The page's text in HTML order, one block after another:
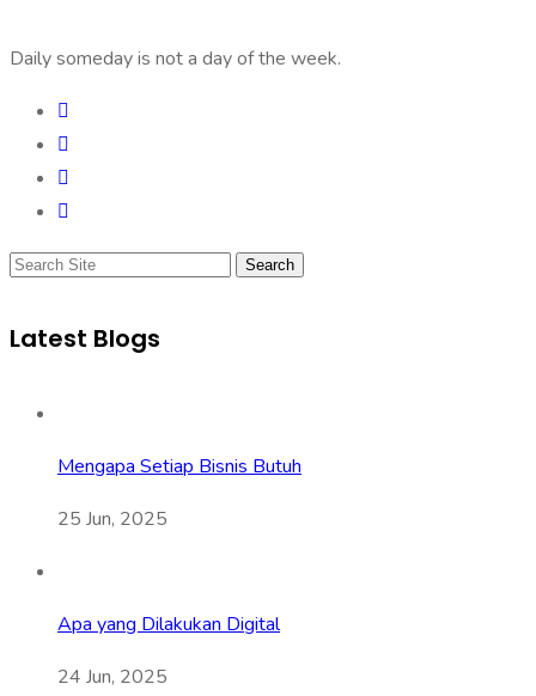
Daily someday is not a day of the week.
Search
Latest Blogs
Mengapa Setiap Bisnis Butuh
25 Jun, 2025
Apa yang Dilakukan Digital
24 Jun, 2025